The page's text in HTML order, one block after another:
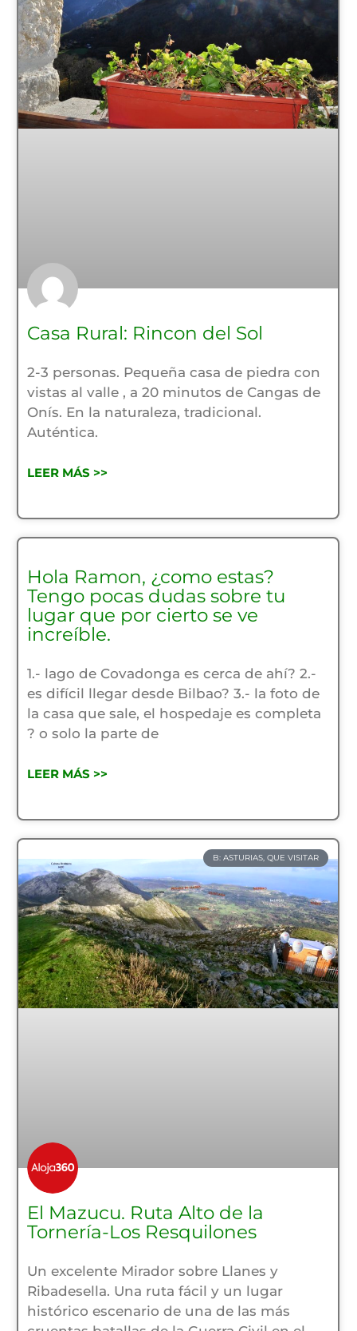
Casa Rural: Rincon del Sol
2-3 personas. Pequeña casa de piedra con
vistas al valle , a 20 minutos de Cangas de
Onís. En la naturaleza, tradicional.
Auténtica.
LEER MÁS >>
Hola Ramon, ¿como estas?
Tengo pocas dudas sobre tu
lugar que por cierto se ve
increíble.
1.- lago de Covadonga es cerca de ahí? 2.-
es difícil llegar desde Bilbao? 3.- la foto de
la casa que sale, el hospedaje es completa
? o solo la parte de
LEER MÁS >>
B: ASTURIAS, QUE VISITAR
El Mazucu. Ruta Alto de la
Tornería-Los Resquilones
Un excelente Mirador sobre Llanes y
Ribadesella. Una ruta fácil y un lugar
histórico escenario de una de las más